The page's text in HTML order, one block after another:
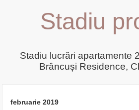
Stadiu
Stadiu lucrări apartamente
Brâncuși Residence,
februarie 2019